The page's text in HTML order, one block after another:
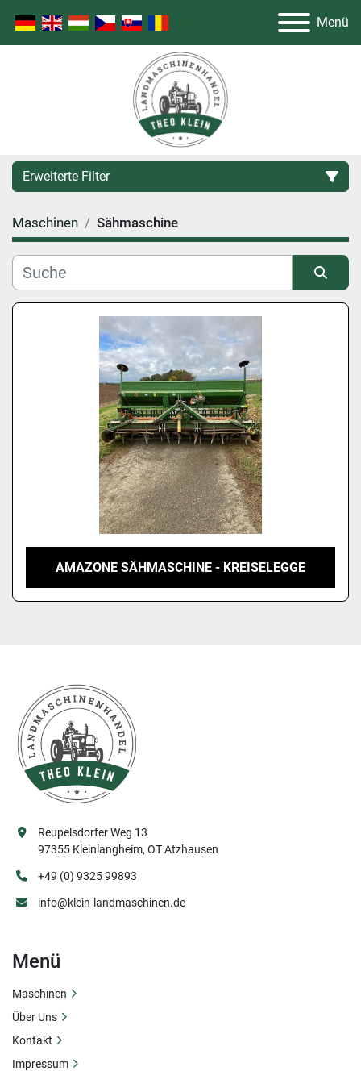
Menü
Erweiterte Filter
Kategorie
Hersteller
Maschinen Sähmaschine
Sortieren nach
AMAZONE SÄHMASCHINE - KREISELEGGE
Reupelsdorfer Weg 13
97355 Kleinlangheim, OT Atzhausen
+49 (0) 9325 99893
info@klein-landmaschinen.de
Menü
Maschinen
Über Uns
Kontakt
Impressum